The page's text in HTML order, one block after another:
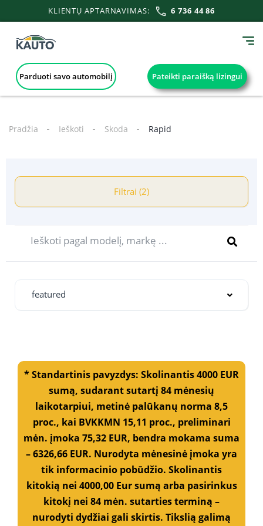
KLIENTŲ APTARNAVIMAS: 6 736 44 86
Parduoti savo automobilį Pateikti paraišką lizingui
Pradžia Ieškoti Skoda Rapid
Filtrai (2)
featured
* Standartinis pavyzdys: Skolinantis 4000 EUR
sumą, sudarant sutartį 84 mėnesių
laikotarpiui, metinė palūkanų norma 8,5
proc., kai BVKKMN 15,11 proc., preliminari
mėn. įmoka 75,32 EUR, bendra mokama suma
– 6326,66 EUR. Nurodyta mėnesinė įmoka yra
tik informacinio pobūdžio. Skolinantis
kitokią nei 4000,00 Eur sumą arba pasirinkus
kitokį nei 84 mėn. sutarties terminą –
nurodyti dydžiai gali skirtis. Tikslią galimą